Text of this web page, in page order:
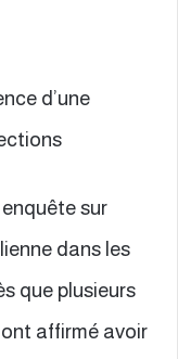
d’une
sur
dans les
que plusieurs
affirmé avoir